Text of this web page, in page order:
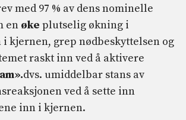
med 97 % av dens nominelle
en øke plutselig økning i
kjernen, grep nødbeskyttelsen og
raskt inn ved å aktivere
dvs. umiddelbar stans av
ved å sette inn
inn i kjernen.